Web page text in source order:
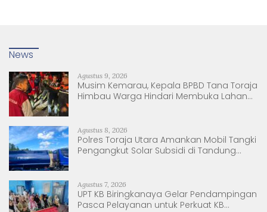
News
Agustus 9, 2026
Musim Kemarau, Kepala BPBD Tana Toraja
Himbau Warga Hindari Membuka Lahan
Agustus 8, 2026
Polres Toraja Utara Amankan Mobil Tangki
Pengangkut Solar Subsidi di Tandung
Agustus 7, 2026
UPT KB Biringkanaya Gelar Pendampingan
Pasca Pelayanan untuk Perkuat KB